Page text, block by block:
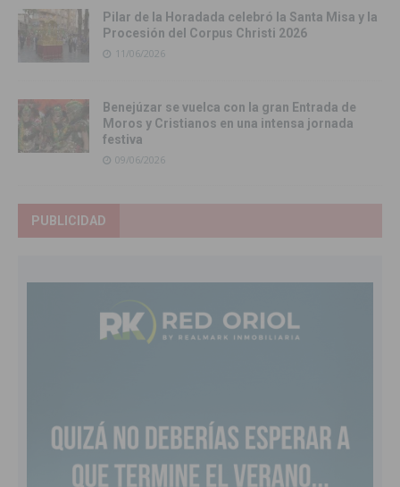
Pilar de la Horadada celebró la Santa Misa y la
Procesión del Corpus Christi 2026
11/06/2026
Benejúzar se vuelca con la gran Entrada de
Moros y Cristianos en una intensa jornada
festiva
09/06/2026
PUBLICIDAD